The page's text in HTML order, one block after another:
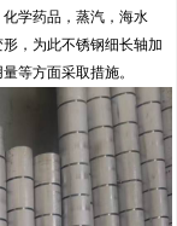
学药品，蒸汽，海水
，为此不锈钢细长轴加
等方面采取措施。